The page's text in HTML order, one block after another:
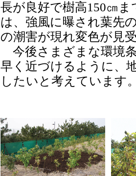
長が良好で樹高150㎝
は、強風に曝され葉先
の潮害が現れ変色が見
今後さまざまな環境
早く近づけるように、
したいと考えています